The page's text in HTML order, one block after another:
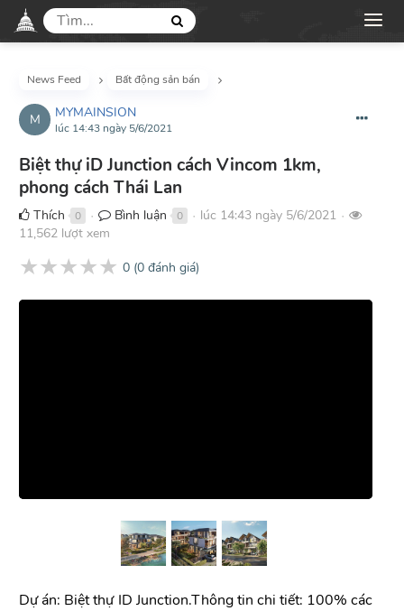
News Feed Bất động sản bán
M MYMAINSION
lúc 14:43 ngày 5/6/2021
Biệt thự iD Junction cách Vincom 1km,
phong cách Thái Lan
Thích 0 ● Bình luận 0 ● lúc 14:43 ngày 5/6/2021 ●
11,562 lượt xem
★★★★★ 0 (0 đánh giá)
Dự án: Biệt thự ID Junction.Thông tin chi tiết: 100% các